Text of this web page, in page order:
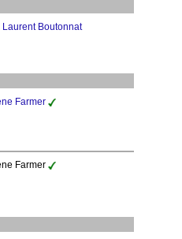
Laurent Boutonnat
Farmer
Farmer